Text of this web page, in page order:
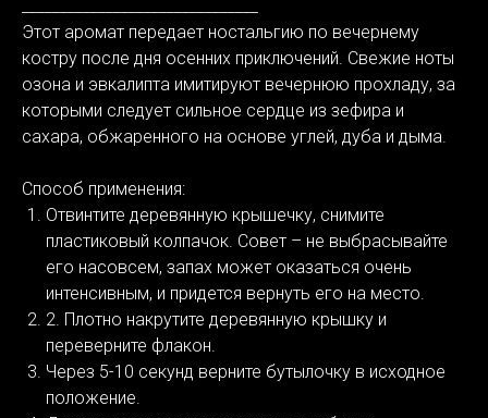
Этот аромат передает ностальгию по вечернему
костру после дня осенних приключений. Свежие ноты
озона и эвкалипта имитируют вечернюю прохладу, за
которыми следует сильное сердце из зефира и
сахара, обжаренного на основе углей, дуба и дыма.
Способ применения:
Отвинтите деревянную крышечку, снимите
пластиковый колпачок. Совет – не выбрасывайте
его насовсем, запах может оказаться очень
интенсивным, и придется вернуть его на место.
2. Плотно накрутите деревянную крышку и
переверните флакон.
Через 5-10 секунд верните бутылочку в исходное
положение.